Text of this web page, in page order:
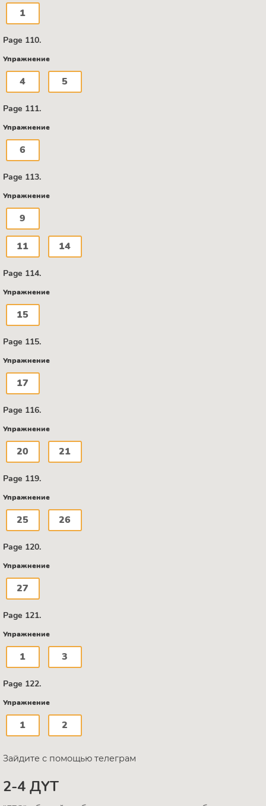
1
Page 110.
Упражнение
4 5
Page 111.
Упражнение
6
Page 113.
Упражнение
9
11 14
Page 114.
Упражнение
15
Page 115.
Упражнение
17
Page 116.
Упражнение
20 21
Page 119.
Упражнение
25 26
Page 120.
Упражнение
27
Page 121.
Упражнение
1 3
Page 122.
Упражнение
1 2
Зайдите с помощью телеграм
2-4 ДҮТ